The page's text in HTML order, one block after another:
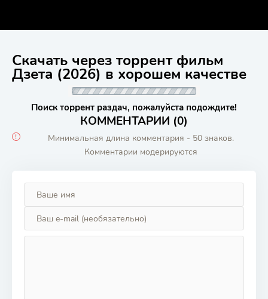
Скачать через торрент фильм
Дзета (2026) в хорошем качестве
Поиск торрент раздач, пожалуйста подождите!
КОММЕНТАРИИ (0)
Минимальная длина комментария - 50 знаков.
Комментарии модерируются